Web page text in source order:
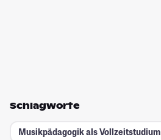
Schlagworte
Musikpädagogik als Vollzeitstudium